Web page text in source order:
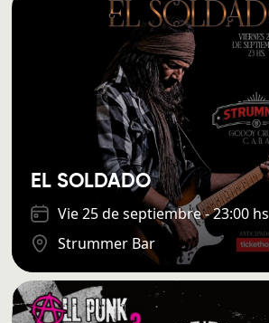
EL SOLDADO
Vie 25 de septiembre - 23:00 hs
Strummer Bar